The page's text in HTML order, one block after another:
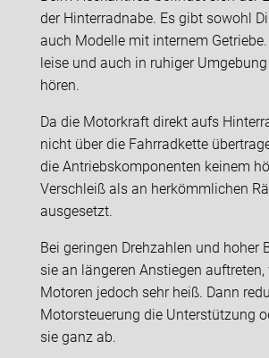
der Hinterradnabe. Es gibt sowohl
auch Modelle mit internem
leise und auch in ruhiger
hören.
Da die Motorkraft direkt aufs
nicht über die Fahrradkette
die Antriebskomponenten keinem
Verschleiß als an herkömmlichen
ausgesetzt.
Bei geringen Drehzahlen und hoher
sie an längeren Anstiegen auftreten,
Motoren jedoch sehr heiß. Dann
Motorsteuerung die Unterstützung
sie ganz ab.